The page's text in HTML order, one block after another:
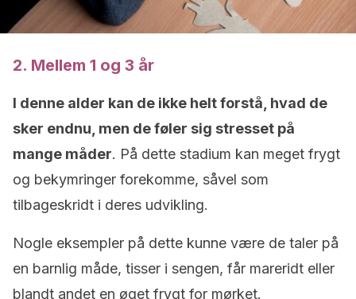
2. Mellem 1 og 3 år
I denne alder kan de ikke helt forstå, hvad de
sker endnu, men de føler sig stresset på
mange måder. På dette stadium kan meget frygt
og bekymringer forekomme, såvel som
tilbageskridt i deres udvikling.
Nogle eksempler på dette kunne være de taler på
en barnlig måde, tisser i sengen, får mareridt eller
blandt andet en øget frygt for mørket.